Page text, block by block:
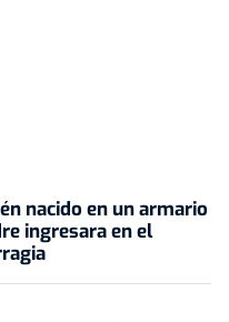
nacido en un armario
ingresara en el